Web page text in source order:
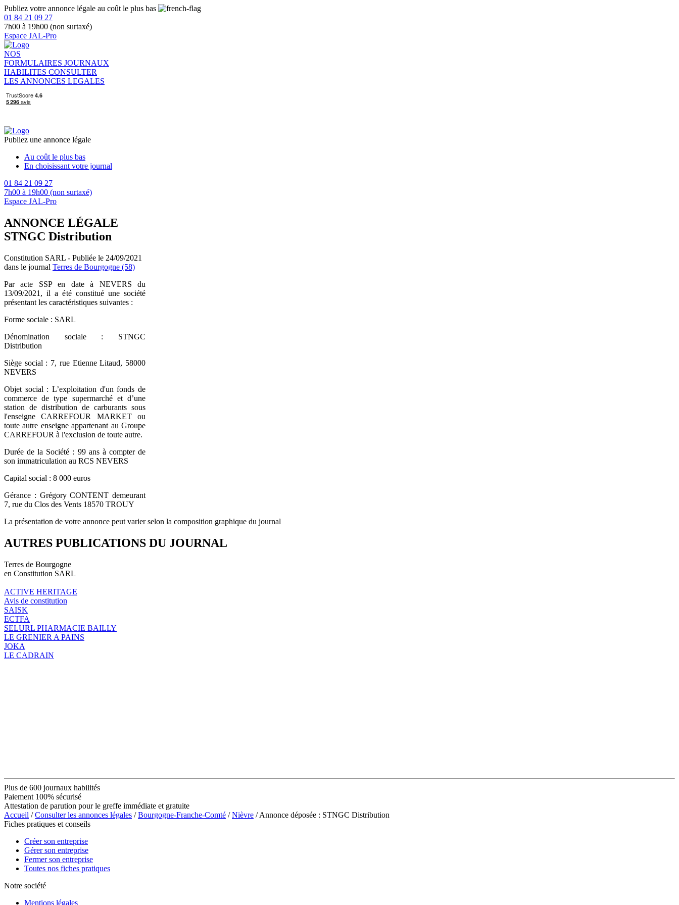
Publiez votre annonce légale au coût le plus bas
01 84 21 09 27
7h00 à 19h00 (non surtaxé)
Espace JAL-Pro
NOS
FORMULAIRES JOURNAUX
HABILITES CONSULTER
LES ANNONCES LEGALES
Publiez une annonce légale
Au coût le plus bas
En choisissant votre journal
01 84 21 09 27
7h00 à 19h00 (non surtaxé)
Espace JAL-Pro
ANNONCE LÉGALE
STNGC Distribution
Constitution SARL - Publiée le 24/09/2021
dans le journal Terres de Bourgogne (58)
Par acte SSP en date à NEVERS du
13/09/2021, il a été constitué une société
présentant les caractéristiques suivantes :
Forme sociale : SARL
Dénomination sociale : STNGC
Distribution
Siège social : 7, rue Etienne Litaud, 58000
NEVERS
Objet social : L’exploitation d'un fonds de
commerce de type supermarché et d’une
station de distribution de carburants sous
l'enseigne CARREFOUR MARKET ou
toute autre enseigne appartenant au Groupe
CARREFOUR à l'exclusion de toute autre.
Durée de la Société : 99 ans à compter de
son immatriculation au RCS NEVERS
Capital social : 8 000 euros
Gérance : Grégory CONTENT demeurant
7, rue du Clos des Vents 18570 TROUY
La présentation de votre annonce peut varier selon la composition graphique du journal
AUTRES PUBLICATIONS DU JOURNAL
Terres de Bourgogne
en Constitution SARL
ACTIVE HERITAGE
Avis de constitution
SAISK
ECTFA
SELURL PHARMACIE BAILLY
LE GRENIER A PAINS
JOKA
LE CADRAIN
Plus de 600 journaux habilités
Paiement 100% sécurisé
Attestation de parution pour le greffe immédiate et gratuite
Accueil /Consulter les annonces légales /Bourgogne-Franche-Comté /Nièvre / Annonce déposée : STNGC Distribution
Fiches pratiques et conseils
Créer son entreprise
Gérer son entreprise
Fermer son entreprise
Toutes nos fiches pratiques
Notre société
Mentions légales